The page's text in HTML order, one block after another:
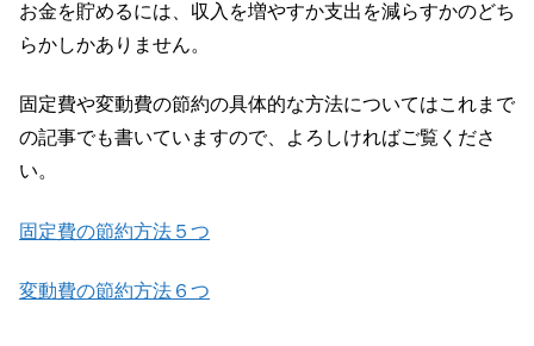
お金を貯めるには、収入を増やすか支出を減らすかのどち
らかしかありません。
固定費や変動費の節約の具体的な方法についてはこれまで
の記事でも書いていますので、よろしければご覧くださ
い。
固定費の節約方法５つ
変動費の節約方法６つ